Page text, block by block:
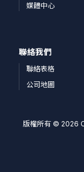
媒體中心
聯絡我們
聯絡表格
公司地圖
版權所有 © 2026